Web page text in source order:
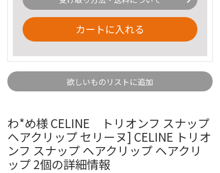
カートに入れる
欲しいものリストに追加
わ*め様 CELINE トリオンフ スナップ
ヘアクリップ セリーヌ] CELINE トリオ
ンフ スナップ ヘアクリップ ヘアクリ
ップ 2個の詳細情報